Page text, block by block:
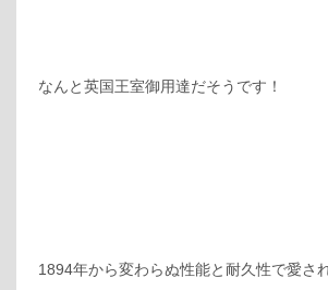
なんと英国王室御用達だそうです！
1894年から変わらぬ性能と耐久性で愛さ